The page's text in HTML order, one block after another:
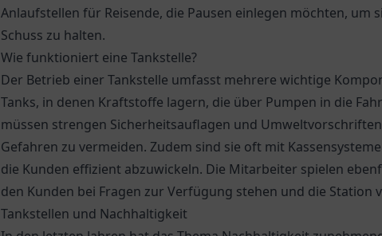
Anlaufstellen für Reisende, die Pausen einlegen möchten, um
Schuss zu halten.
Wie funktioniert eine Tankstelle?
Der Betrieb einer Tankstelle umfasst mehrere wichtige
Tanks, in denen Kraftstoffe lagern, die über Pumpen in die
müssen strengen Sicherheitsauflagen und
Gefahren zu vermeiden. Zudem sind sie oft mit
die Kunden effizient abzuwickeln. Die Mitarbeiter spielen
den Kunden bei Fragen zur Verfügung stehen und die Station
Tankstellen und Nachhaltigkeit